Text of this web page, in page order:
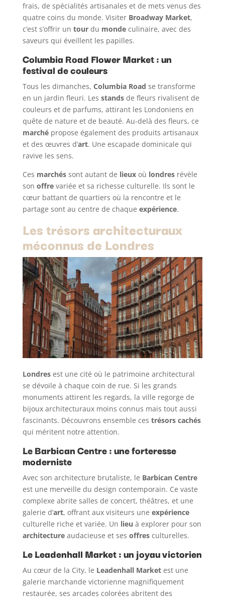
frais, de spécialités artisanales et de mets venus des
quatre coins du monde. Visiter Broadway Market,
c’est s’offrir un tourdu mondeculinaire, avec des
saveurs qui éveillent les papilles.
Columbia Road Flower Market : un
festival de couleurs
Tous les dimanches, Columbia Road se transforme
en un jardin fleuri. Les standsde fleurs rivalisent de
couleurs et de parfums, attirant les Londoniens en
quête de nature et de beauté. Au-delà des fleurs, ce
marchépropose également des produits artisanaux
et des œuvres d’art. Une escapade dominicale qui
ravive les sens.
Ces marchéssont autant de lieuxoù londresrévèle
son offrevariée et sa richesse culturelle. Ils sont le
cœur battant de quartiers où la rencontre et le
partage sont au centre de chaque expérience.
Les trésors architecturaux
méconnus de Londres
Londresest une cité où le patrimoine architectural
se dévoile à chaque coin de rue. Si les grands
monuments attirent les regards, la ville regorge de
bijoux architecturaux moins connus mais tout aussi
fascinants. Découvrons ensemble ces trésors cachés
qui méritent notre attention.
Le Barbican Centre : une forteresse
moderniste
Avec son architecture brutaliste, le Barbican Centre
est une merveille du design contemporain. Ce vaste
complexe abrite salles de concert, théâtres, et une
galerie d’art, offrant aux visiteurs une expérience
culturelle riche et variée. Un lieu à explorer pour son
architectureaudacieuse et ses offresculturelles.
Le Leadenhall Market : un joyau victorien
Au cœur de la City, le Leadenhall Marketest une
galerie marchande victorienne magnifiquement
restaurée, ses arcades colorées abritent des